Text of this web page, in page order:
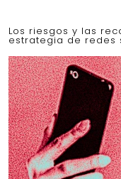
Los riesgos y las
estrategia de redes